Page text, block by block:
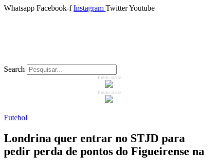
Whatsapp Facebook-f Instagram TwitterYoutube
Esportes
Search
Publicidade
Publicidade
Futebol
Londrina quer entrar no STJD para
pedir perda de pontos do Figueirense na